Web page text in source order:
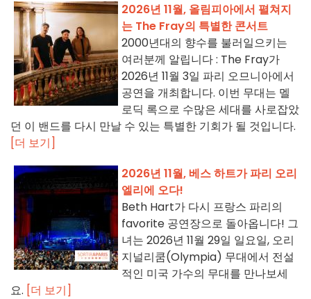
2026년 11월, 올림피아에서 펼쳐지
는 The Fray의 특별한 콘서트
2000년대의 향수를 불러일으키는
여러분께 알립니다 : The Fray가
2026년 11월 3일 파리 오므니아에서
공연을 개최합니다. 이번 무대는 멜
로딕 록으로 수많은 세대를 사로잡았
던 이 밴드를 다시 만날 수 있는 특별한 기회가 될 것입니다.
[더 보기]
2026년 11월, 베스 하트가 파리 오리
엘리에 오다!
Beth Hart가 다시 프랑스 파리의
favorite 공연장으로 돌아옵니다! 그
녀는 2026년 11월 29일 일요일, 오리
지널리쿰(Olympia) 무대에서 전설
적인 미국 가수의 무대를 만나보세
요. [더 보기]